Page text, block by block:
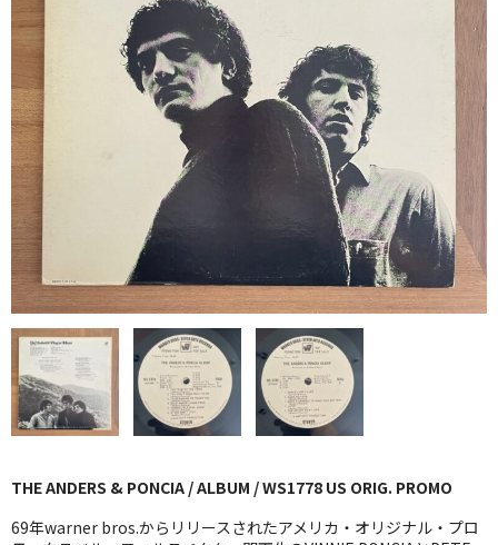
Categories
New Arrivals
GG RECORD （当店のレーベル）
BLUE NOTE
JAZZ-EU
JAZZ-JP
J-POP
THE ANDERS & PONCIA / ALBUM / WS1778 US ORIG. PROMO
69年warner bros.からリリースされたアメリカ・オリジナル・プロ